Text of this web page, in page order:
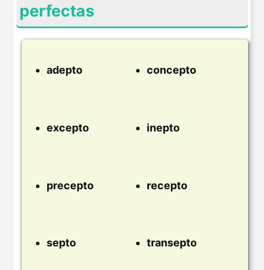
perfectas
adepto concepto
excepto inepto
precepto recepto
septo transepto